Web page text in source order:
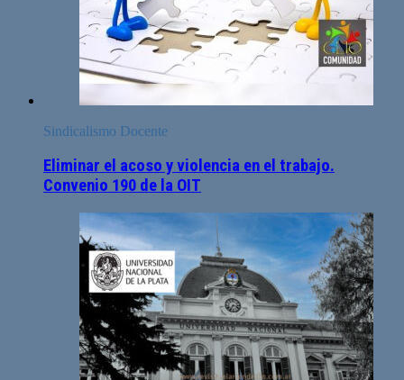
Sindicalismo Docente
Eliminar el acoso y violencia en el trabajo.
Convenio 190 de la OIT